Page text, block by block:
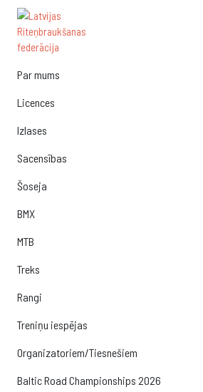
Par mums
Licences
Izlases
Sacensības
Šoseja
BMX
MTB
Treks
Rangi
Treniņu iespējas
Organizatoriem/Tiesnešiem
Baltic Road Championships 2026